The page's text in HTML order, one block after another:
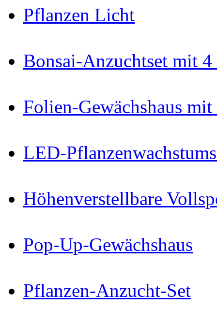
Pflanzen Licht
Bonsai-Anzuchtset mit
Folien-Gewächshaus mit
LED-
Höhenverstellbare
Pop-Up-Gewächshaus
Pflanzen-Anzucht-Set